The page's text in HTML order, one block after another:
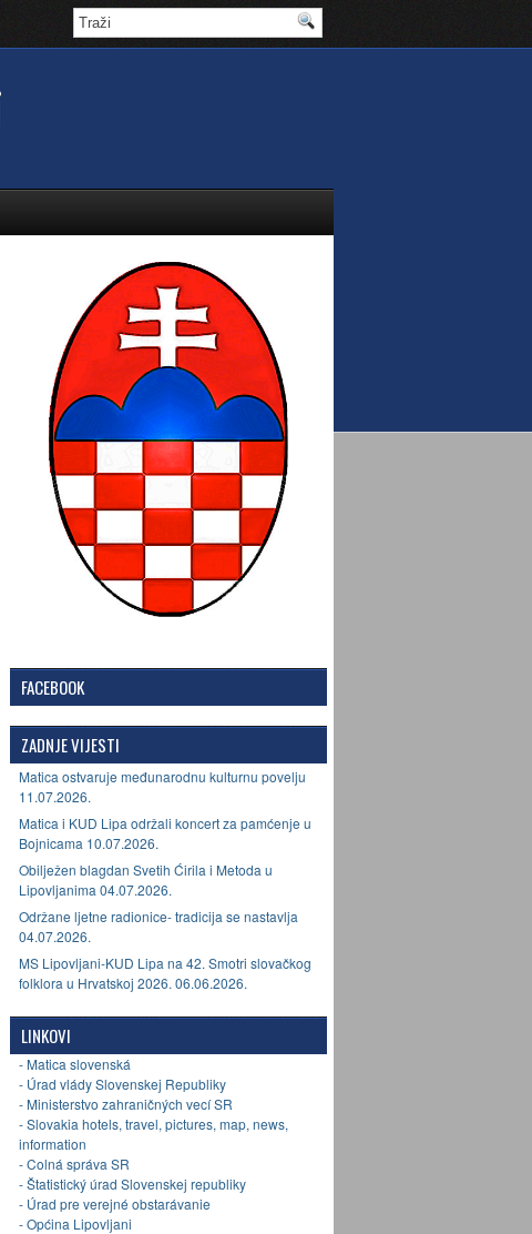
FACEBOOK
ZADNJE VIJESTI
Matica ostvaruje međunarodnu kulturnu povelju
11.07.2026.
Matica i KUD Lipa održali koncert za pamćenje u
Bojnicama 10.07.2026.
Obilježen blagdan Svetih Ćirila i Metoda u
Lipovljanima 04.07.2026.
Održane ljetne radionice- tradicija se nastavlja
04.07.2026.
MS Lipovljani-KUD Lipa na 42. Smotri slovačkog
folklora u Hrvatskoj 2026. 06.06.2026.
LINKOVI
- Matica slovenská
- Úrad vlády Slovenskej Republiky
- Ministerstvo zahraničných vecí SR
- Slovakia hotels, travel, pictures, map, news,
information
- Colná správa SR
- Štatistický úrad Slovenskej republiky
- Úrad pre verejné obstarávanie
- Općina Lipovljani